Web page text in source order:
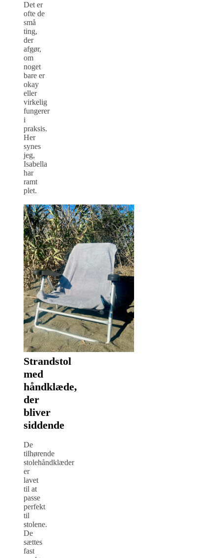
Det er
ofte de
små
ting,
der
afgør,
om
noget
bare er
okay
eller
virkelig
fungerer
i
praksis.
Her
synes
jeg,
Isabella
har
ramt
plet.
Strandstol
med
håndklæde,
der
bliver
siddende
De
tilhørende
stolehåndklæder
er
lavet
til at
passe
perfekt
til
stolene.
De
sættes
fast